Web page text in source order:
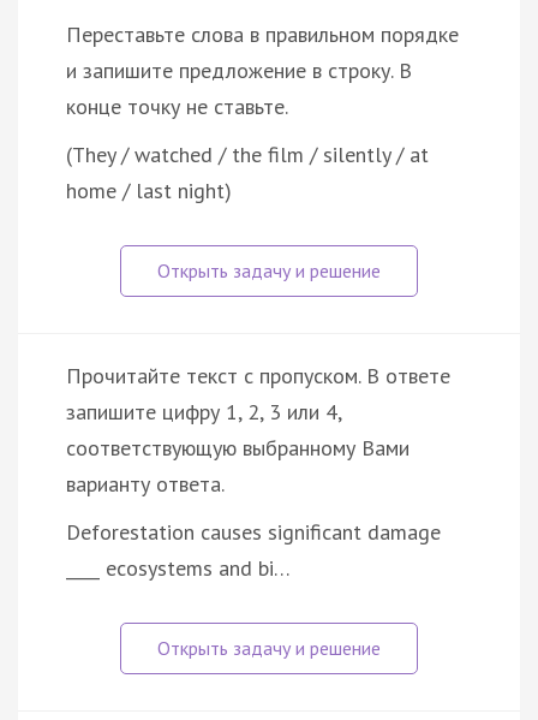
Переставьте слова в правильном порядке
и запишите предложение в строку. В
конце точку не ставьте.
(They / watched / the film / silently / at
home / last night)
Прочитайте текст с пропуском. В ответе
запишите цифру 1, 2, 3 или 4,
соответствующую выбранному Вами
варианту ответа.
Deforestation causes significant damage
____ ecosystems and bi…